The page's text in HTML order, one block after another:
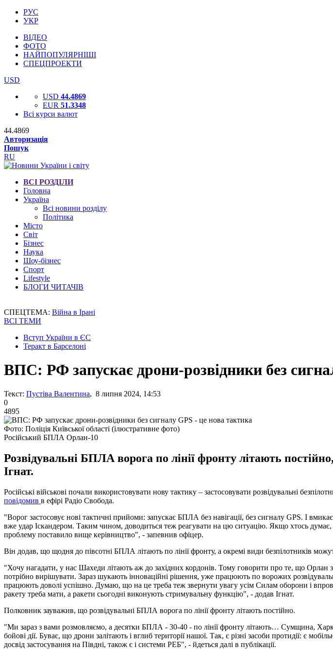
РУС
УКР
ВІДЕО
ФОТО
НАЙПОПУЛЯРНІШІ
СПЕЦПРОЕКТИ
USD
USD 44.4869
EUR 51.3348
Всі курси валют
44.4869
Авторизація
Пошук
RU
ВСІ РОЗДІЛИ
Головна
Україна
Всі новини розділу
Політика
Місто
Світ
Бізнес
Наука
Шоу-бізнес
Спорт
Lifestyle
БЛОГИ ЧИТАЧІВ
СПЕЦТЕМА: Війна в Ірані
ВСІ ТЕМИ
Вступ України в ЄС
Теракт в Барселоні
ВПС: РФ запускає дрони-розвідники без
Текст: Пустіва Валентина, 8 липня 2024, 14:53
0
4895
Фото: Поліція Київської області (ілюстративне фото)
Російський БПЛА Орлан-10
Розвідувальні БПЛА ворога по лінії фронту літають
Ігнат.
Російські військові почали використовувати нову тактику – застосовувати розвідувальні
повідомив в ефірі Радіо Свобода.
"Ворог застосовує нові тактичні прийоми: запускає БПЛА без навігації, без сигналу GPS. І
вже удар Іскандером. Таким чином, доводиться теж реагувати на цю ситуацію. Якщо хтось
проблему поставило вище керівництво", - запевнив офіцер.
Він додав, що щодня до півсотні БПЛА літають по лінії фронту, а окремі види безпілотників
"Хочу нагадати, у нас Шахеди літають аж до західних кордонів. Тому говорити про те, що Орлан
потрібно вирішувати. Зараз шукають інноваційні рішення, уже працюють по ворожих
працюють доволі успішно. Думаю, що на це треба теж звернути увагу усім Силам оборони і
ракету треба мати, а ракети сьогодні виконують стримувальну функцію", - додав Ігнат.
Полковник зауважив, що розвідувальні БПЛА ворога по лінії фронту літають постійно.
"Ми зараз з вами розмовляємо, а десятки БПЛА - 30-40 - по лінії фронту літають… Сумщина,
бойові дії. Буває, що дрони залітають і вглиб території нашої. Так, є різні засоби протидії: є
досвід застосування на Півдні, також є і системи РЕБ", - йдеться далі в публікації.